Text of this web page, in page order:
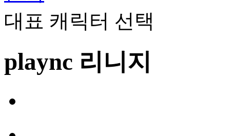
대표 캐릭터 선택
plaync 리니지